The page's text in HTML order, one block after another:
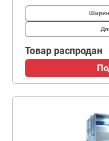
Товар распродан